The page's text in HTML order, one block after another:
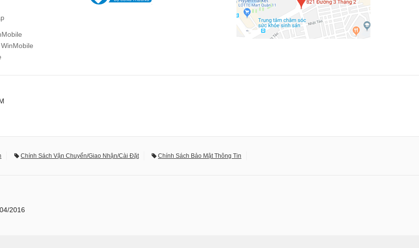
Chính Sách Vận Chuyển/Giao Nhận/Cài Đặt Chính Sách Bảo Mật Thông Tin
2016